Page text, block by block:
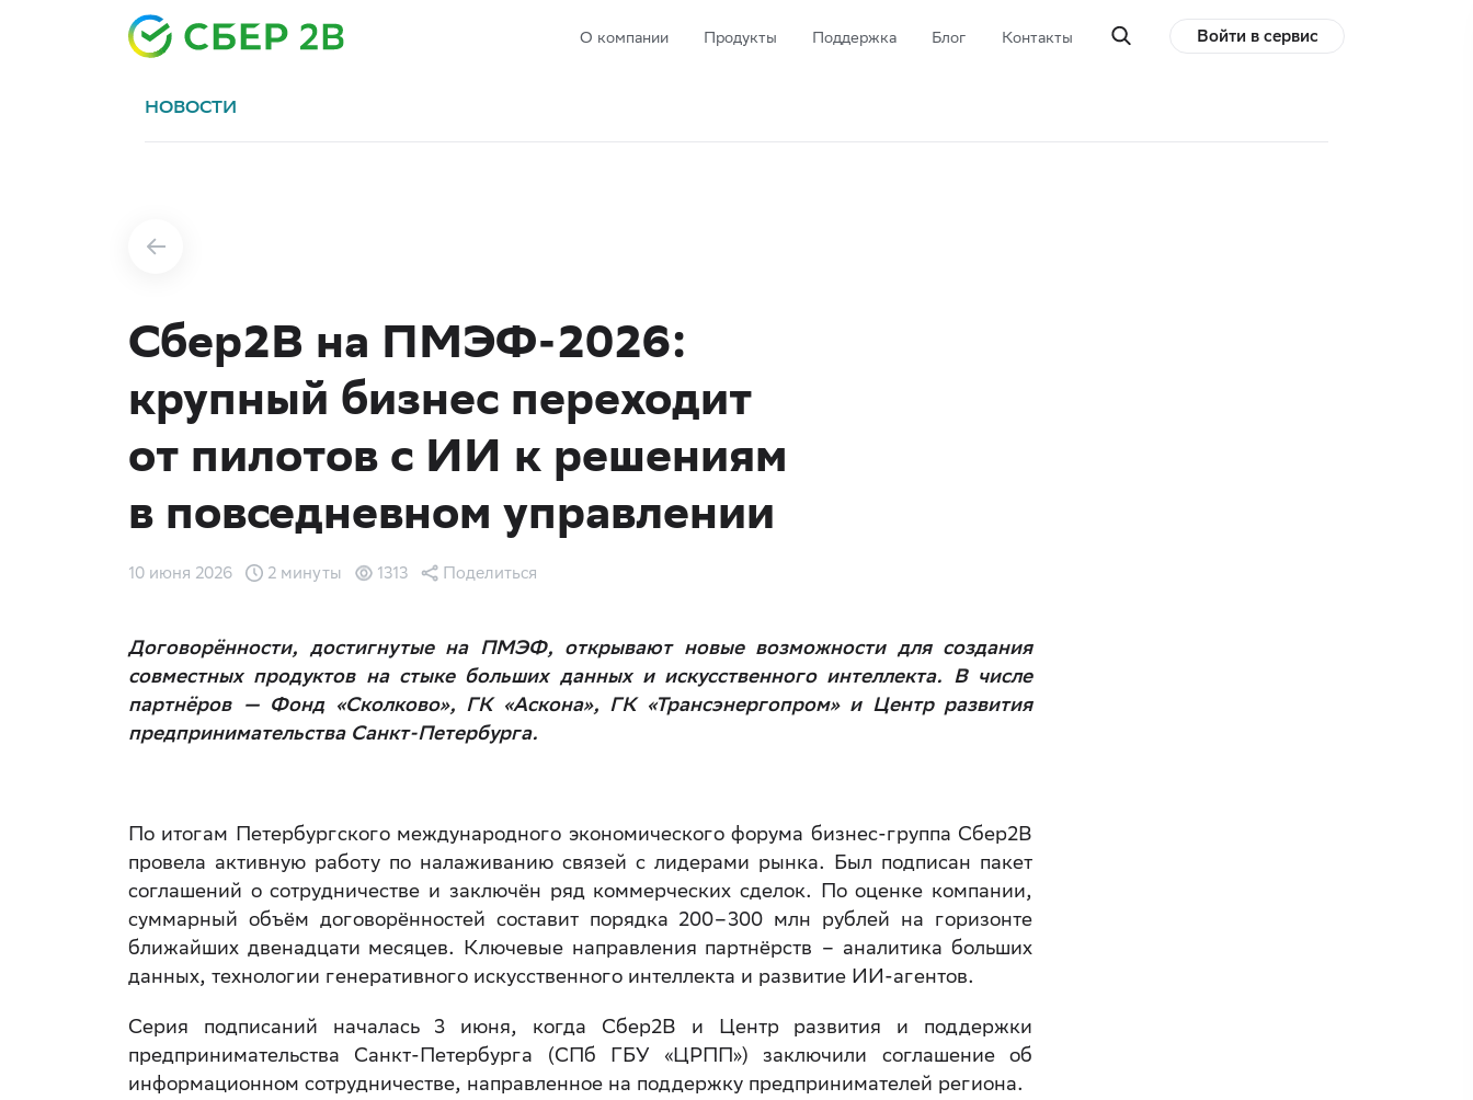
О компании Продукты Поддержка Блог Контакты Войти в сервис
НОВОСТИ
Сбер2B на ПМЭФ-2026:
крупный бизнес переходит
от пилотов с ИИ к решениям
в повседневном управлении
10 июня 2026 2 минуты 1313 Поделиться
Договорённости, достигнутые на ПМЭФ, открывают новые возможности для создания
совместных продуктов на стыке больших данных и искусственного интеллекта. В числе
партнёров — Фонд «Сколково», ГК «Аскона», ГК «Трансэнергопром» и Центр развития
предпринимательства Санкт-Петербурга.
По итогам Петербургского международного экономического форума бизнес-группа Сбер2B
провела активную работу по налаживанию связей с лидерами рынка. Был подписан пакет
соглашений о сотрудничестве и заключён ряд коммерческих сделок. По оценке компании,
суммарный объём договорённостей составит порядка 200–300 млн рублей на горизонте
ближайших двенадцати месяцев. Ключевые направления партнёрств – аналитика больших
данных, технологии генеративного искусственного интеллекта и развитие ИИ-агентов.
Серия подписаний началась 3 июня, когда Сбер2B и Центр развития и поддержки
предпринимательства Санкт-Петербурга (СПб ГБУ «ЦРПП») заключили соглашение об
информационном сотрудничестве, направленное на поддержку предпринимателей региона.